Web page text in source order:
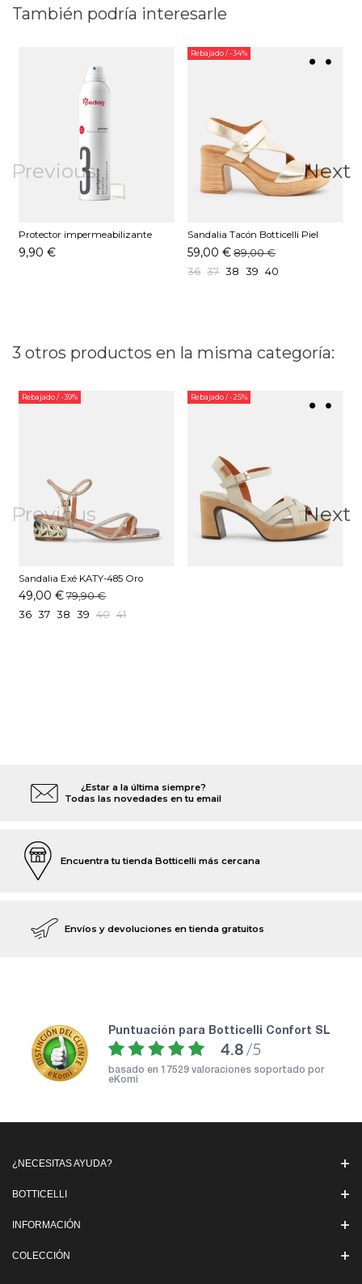
También podría interesarle
Previous
Protector impermeabilizante
Pedag 250 ML
9,90 €
Rebajado/ -34%
Sandalia Tacón Botticelli Piel
Odin Oro
59,00 € 89,00 €
36 37 38 39 40
Next
3 otros productos en la misma categoría:
Previous
Rebajado/ -39%
Sandalia Exé KATY-485 Oro
49,00 € 79,90 €
36 37 38 39 40 41
Rebajado/ -25%
Next
¿Estar a la última siempre?
Todas las novedades en tu email
Encuentra tu tienda Botticelli más cercana
Envíos y devoluciones en tienda gratuitos
puntuación para Botticelli Confort SL
4.8 /5
basado en 17529 valoraciones soportado por
eKomi
¿NECESITAS AYUDA?
BOTTICELLI
INFORMACIÓN
COLECCIÓN